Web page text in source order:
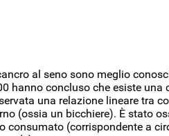
al seno sono meglio
hanno concluso che esiste una
una relazione lineare tra
(ossia un bicchiere). È stato
consumato (corrispondente a